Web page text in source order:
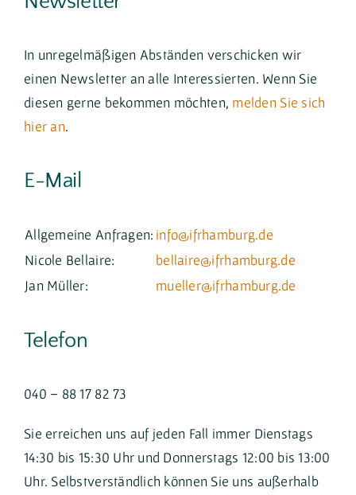
In unregelmäßigen Abständen verschicken wir
einen Newsletter an alle Interessierten. Wenn Sie
diesen gerne bekommen möchten, melden Sie sich
hier an.
E-Mail
Allgemeine Anfragen: info@ifrhamburg.de
Nicole Bellaire:
bellaire@ifrhamburg.de
Jan Müller:
mueller@ifrhamburg.de
Telefon
040 – 88 17 82 73
Sie erreichen uns auf jeden Fall immer Dienstags
14:30 bis 15:30 Uhr und Donnerstags 12:00 bis 13:00
Uhr. Selbstverständlich können Sie uns außerhalb